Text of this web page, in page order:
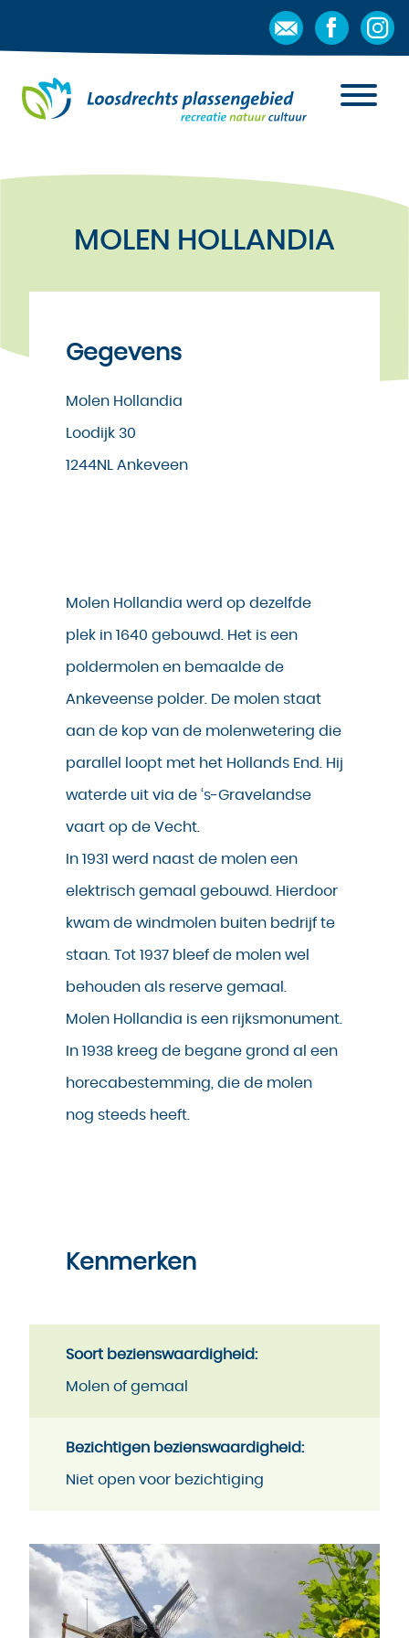
MOLEN HOLLANDIA
Gegevens
Molen Hollandia
Loodijk 30
1244NL Ankeveen
Molen Hollandia werd op dezelfde
plek in 1640 gebouwd. Het is een
poldermolen en bemaalde de
Ankeveense polder. De molen staat
aan de kop van de molenwetering die
parallel loopt met het Hollands End. Hij
waterde uit via de ‘s-Gravelandse
vaart op de Vecht.
In 1931 werd naast de molen een
elektrisch gemaal gebouwd. Hierdoor
kwam de windmolen buiten bedrijf te
staan. Tot 1937 bleef de molen wel
behouden als reserve gemaal.
Molen Hollandia is een rijksmonument.
In 1938 kreeg de begane grond al een
horecabestemming, die de molen
nog steeds heeft.
Kenmerken
Soort bezienswaardigheid:
Molen of gemaal
Bezichtigen bezienswaardigheid:
Niet open voor bezichtiging